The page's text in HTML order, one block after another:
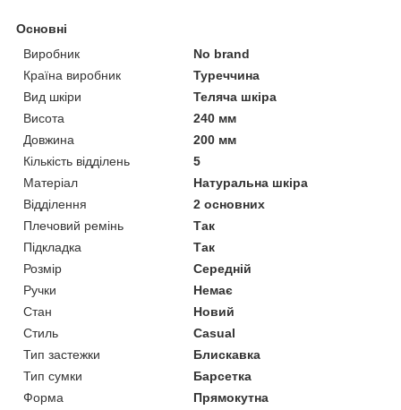
Основні
Виробник
No brand
Країна виробник
Туреччина
Вид шкіри
Теляча шкіра
Висота
240 мм
Довжина
200 мм
Кількість відділень
5
Матеріал
Натуральна шкіра
Відділення
2 основних
Плечовий ремінь
Так
Підкладка
Так
Розмір
Середній
Ручки
Немає
Стан
Новий
Стиль
Casual
Тип застежки
Блискавка
Тип сумки
Барсетка
Форма
Прямокутна